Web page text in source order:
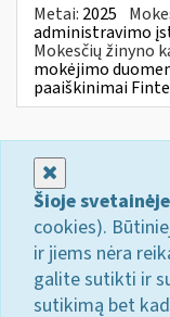
Metai: 2025
administravimo
Mokesčių žinyno
mokėjimo
paaiškinimai
Šioje
cookies).
ir jiems nėra
galite sutikti ir
sutikimą bet